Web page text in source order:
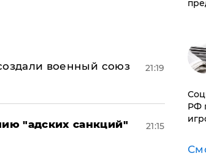
военный союз
21:19
"адских санкций"
21:15
РФ